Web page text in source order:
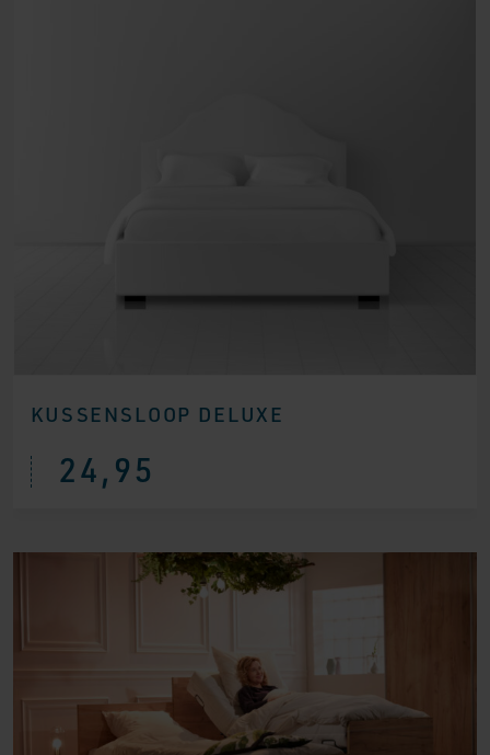
KUSSENSLOOP DELUXE
24,95